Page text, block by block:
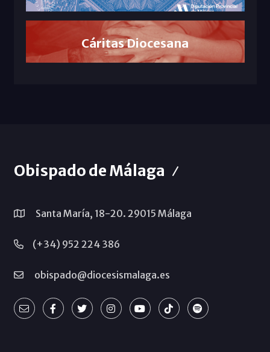
Cáritas Diocesana
Obispado de Málaga
Santa María, 18-20. 29015 Málaga
(+34) 952 224 386
obispado@diocesismalaga.es